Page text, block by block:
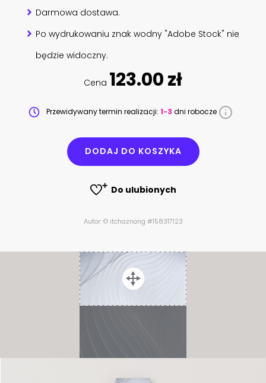
Darmowa dostawa.
Po wydrukowaniu znak wodny "Adobe Stock" nie
będzie widoczny.
Cena 123.00 zł
Przewidywany termin realizacji: 1-3 dni robocze
DODAJ DO KOSZYKA
Do ulubionych
Autor: © itchaznong #158317123